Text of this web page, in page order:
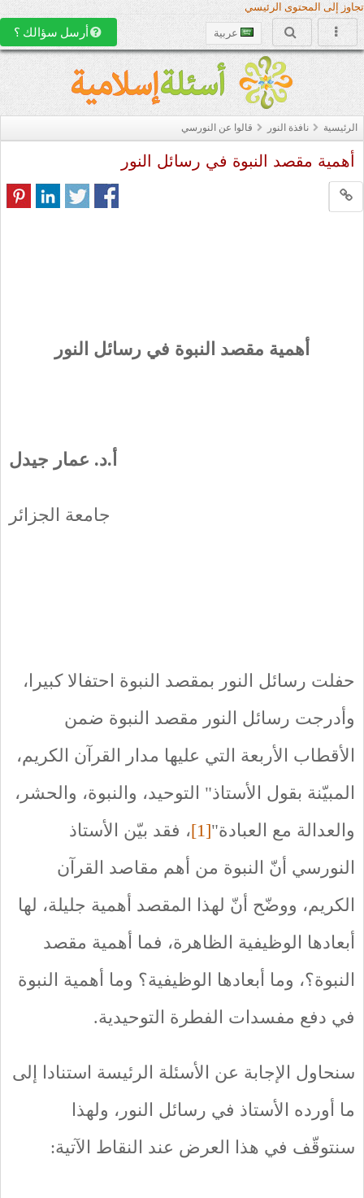
تجاوز إلى المحتوى الرئيسي
عربية أرسل سؤالك ؟
الرئيسية نافذة النور قالوا عن النورسي
أهمية مقصد النبوة في رسائل النور
أهمية مقصد النبوة في رسائل النور
أ.د. عمار جيدل
جامعة الجزائر
حفلت رسائل النور بمقصد النبوة احتفالا كبيرا،
وأدرجت رسائل النور مقصد النبوة ضمن
الأقطاب الأربعة التي عليها مدار القرآن الكريم،
المبيّنة بقول الأستاذ" التوحيد، والنبوة، والحشر،
والعدالة مع العبادة"[1]
، فقد بيّن الأستاذ
النورسي أنّ النبوة من أهم مقاصد القرآن
الكريم، ووضّح أنّ لهذا المقصد أهمية جليلة، لها
أبعادها الوظيفية الظاهرة، فما أهمية مقصد
النبوة؟، وما أبعادها الوظيفية؟ وما أهمية النبوة
في دفع مفسدات الفطرة التوحيدية.
سنحاول الإجابة عن الأسئلة الرئيسة استنادا إلى
ما أورده الأستاذ في رسائل النور، ولهذا
سنتوقّف في هذا العرض عند النقاط الآتية: